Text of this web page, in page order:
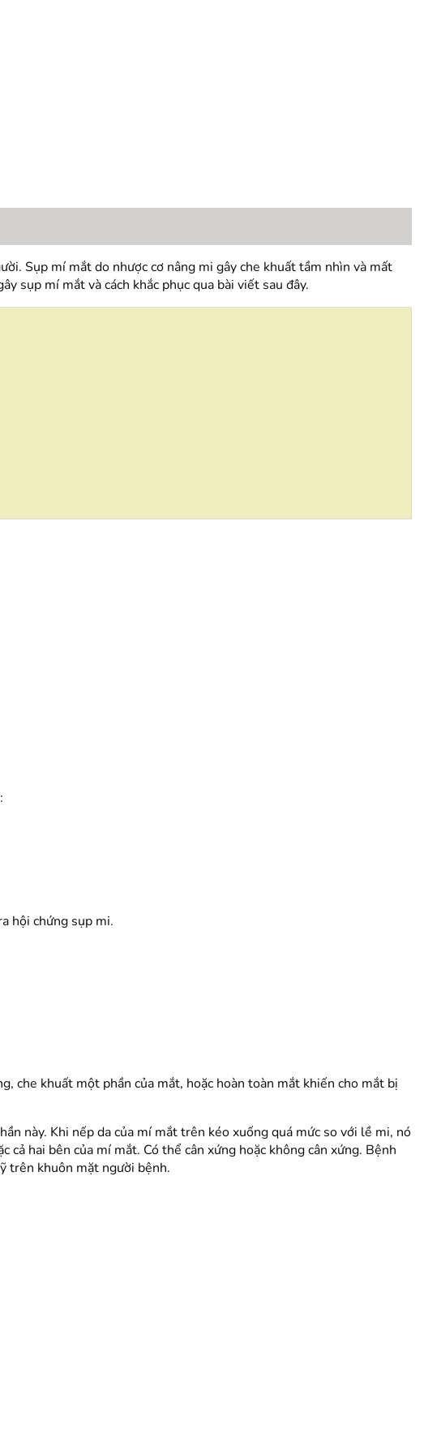
Sụp mí mắt do nhược cơ nâng mi gây che khuất tầm nhìn và mất
sụp mí mắt và cách khắc phục qua bài viết sau đây.
hội chứng sụp mi.
khuất một phần của mắt, hoặc hoàn toàn mắt khiến cho mắt bị
này. Khi nếp da của mí mắt trên kéo xuống quá mức so với lề mi, nó
hai bên của mí mắt. Có thể cân xứng hoặc không cân xứng. Bệnh
trên khuôn mặt người bệnh.